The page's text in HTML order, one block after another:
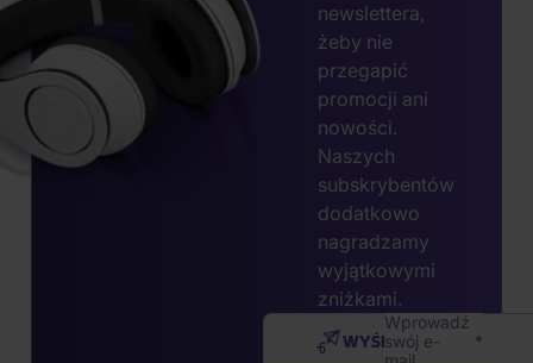
newslettera,
żeby nie
przegapić
promocji ani
nowości.
Naszych
subskrybentów
dodatkowo
nagradzamy
wyjątkowymi
zniżkami.
Wprowadź
swój e-
WYŚLIJ